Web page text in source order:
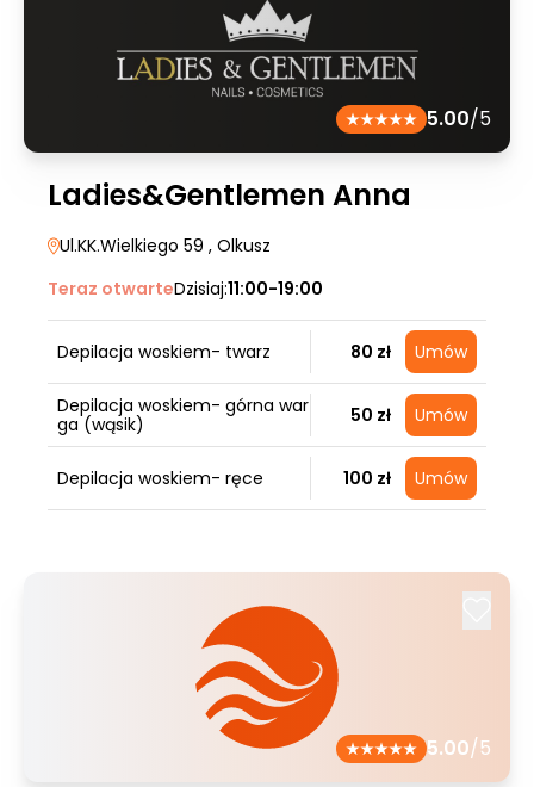
5.00/5
Ladies&Gentlemen Anna
Ul.KK.Wielkiego 59 , Olkusz
Teraz otwarteDzisiaj:11:00-19:00
Depilacja woskiem- twarz 80 zł Umów
Depilacja woskiem- górna war
ga (wąsik)
50 zł Umów
Depilacja woskiem- ręce 100 zł Umów
5.00/5